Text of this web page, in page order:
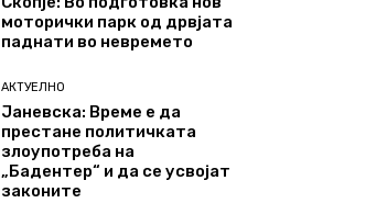
моторички парк од дрвјата
паднати во невремето
АКТУЕЛНО
Јаневска: Време е да
престане политичката
злоупотреба на
„Бадентер“ и да се усвојат
законите